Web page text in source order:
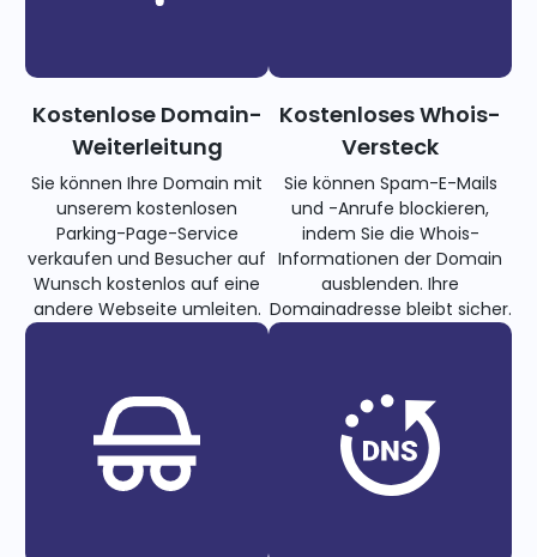
Kostenlose Domain-
Weiterleitung
Sie können Ihre Domain mit
unserem kostenlosen
Parking-Page-Service
verkaufen und Besucher auf
Wunsch kostenlos auf eine
andere Webseite umleiten.
Kostenloses Whois-
Versteck
Sie können Spam-E-Mails
und -Anrufe blockieren,
indem Sie die Whois-
Informationen der Domain
ausblenden. Ihre
Domainadresse bleibt sicher.